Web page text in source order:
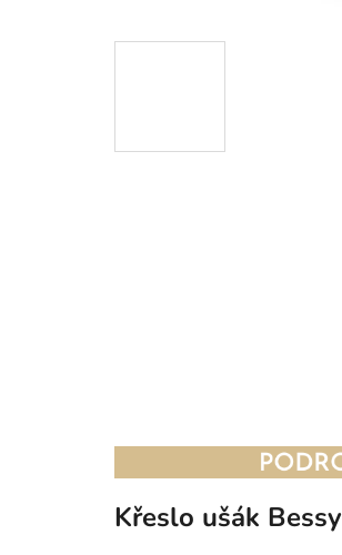
Křeslo ušák Bessy